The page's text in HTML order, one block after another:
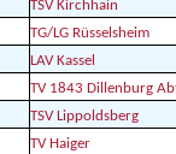
TSV Kirchhain
TG/LG Rüsselsheim
LAV Kassel
TV 1843 Dillenburg
TSV Lippoldsberg
TV Haiger